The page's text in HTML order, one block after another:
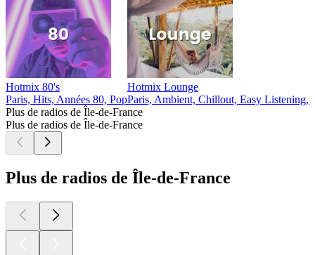
Hotmix 80's
Paris, Hits, Années 80, Pop
Hotmix Lounge
Paris, Ambient, Chillout, Easy Listening,
Plus de radios de Île-de-France
Plus de radios de Île-de-France
Plus de radios de Île-de-France